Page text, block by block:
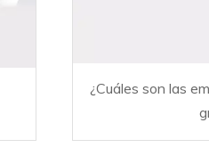
¿Cuáles son las